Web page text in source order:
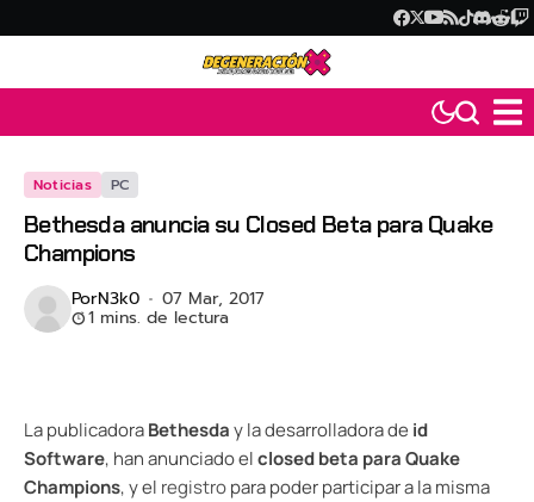
Noticias PC
Bethesda anuncia su Closed Beta para Quake
Champions
PorN3k0 07 Mar, 2017
1 mins. de lectura
La publicadoraBethesday la desarrolladora de id
Software, han anunciado elclosed beta para Quake
Champions, y el registropara poder participar a la misma